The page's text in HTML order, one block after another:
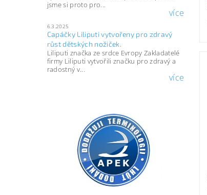
jsme si proto pro...
více
6.3.2025
Capáčky Liliputi vytvořeny pro zdravý
růst dětských nožiček.
Liliputi značka ze srdce Evropy Zakladatelé
firmy Liliputi vytvořili značku pro zdravý a
radostný v...
více